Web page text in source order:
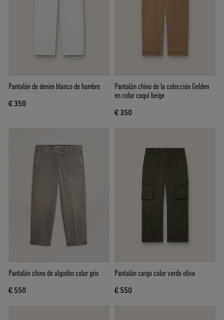
Pantalón de denim blanco de hombre
€ 350
Pantalón chino de la colección Golden
en color caqui beige
€ 350
Pantalón chino de algodón color gris
€ 550
Pantalón cargo color verde oliva
€ 550